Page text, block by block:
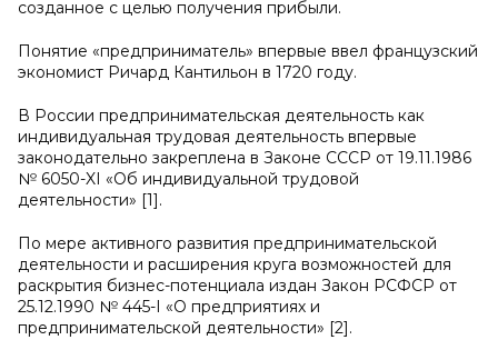
созданное с целью получения прибыли.
Понятие «предприниматель» впервые ввел французский
экономист Ричард Кантильон в 1720 году.
В России предпринимательская деятельность как
индивидуальная трудовая деятельность впервые
законодательно закреплена в Законе СССР от 19.11.1986
№ 6050-XI «Об индивидуальной трудовой
деятельности» [1].
По мере активного развития предпринимательской
деятельности и расширения круга возможностей для
раскрытия бизнес-потенциала издан Закон РСФСР от
25.12.1990 № 445-I «О предприятиях и
предпринимательской деятельности» [2].